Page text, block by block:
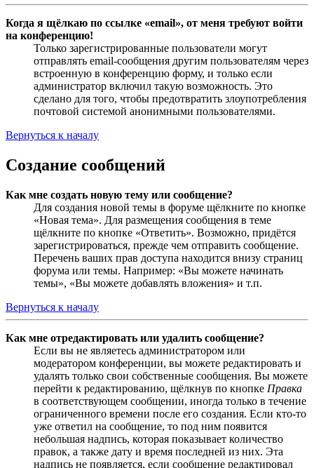
Когда я щёлкаю по ссылке «email», от меня требуют войти
на конференцию!
Только зарегистрированные пользователи могут
отправлять email-сообщения другим пользователям через
встроенную в конференцию форму, и только если
администратор включил такую возможность. Это
сделано для того, чтобы предотвратить злоупотребления
почтовой системой анонимными пользователями.
Вернуться к началу
Создание сообщений
Как мне создать новую тему или сообщение?
Для создания новой темы в форуме щёлкните по кнопке
«Новая тема». Для размещения сообщения в теме
щёлкните по кнопке «Ответить». Возможно, придётся
зарегистрироваться, прежде чем отправить сообщение.
Перечень ваших прав доступа находится внизу страниц
форума или темы. Например: «Вы можете начинать
темы», «Вы можете добавлять вложения» и т.п.
Вернуться к началу
Как мне отредактировать или удалить сообщение?
Если вы не являетесь администратором или
модератором конференции, вы можете редактировать и
удалять только свои собственные сообщения. Вы можете
перейти к редактированию, щёлкнув по кнопке Правка
в соответствующем сообщении, иногда только в течение
ограниченного времени после его создания. Если кто-то
уже ответил на сообщение, то под ним появится
небольшая надпись, которая показывает количество
правок, а также дату и время последней из них. Эта
надпись не появляется, если сообщение редактировал